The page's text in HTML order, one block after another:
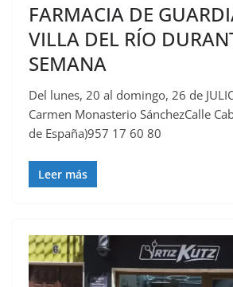
FARMACIA DE
VILLA DEL RÍO
SEMANA
Del lunes, 20 al domingo, 26 de
Carmen Monasterio SánchezCalle
de España)957 17 60 80
Leer más